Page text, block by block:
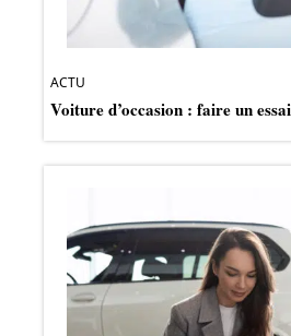
ACTU
Voiture d’occasion : faire un